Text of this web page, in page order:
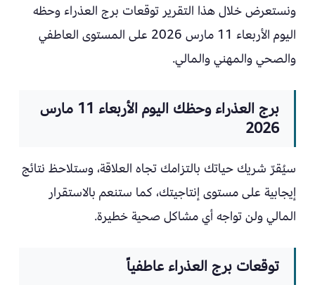
ونستعرض خلال هذا التقرير توقعات برج العذراء وحظه
اليوم الأربعاء 11 مارس 2026 على المستوى العاطفي
والصحي والمهني والمالي.
برج العذراء وحظك اليوم الأربعاء 11 مارس
2026
سيُقرّ شريك حياتك بالتزامك تجاه العلاقة، وستلاحظ نتائج
إيجابية على مستوى إنتاجيتك، كما ستنعم بالاستقرار
المالي ولن تواجه أي مشاكل صحية خطيرة.
توقعات برج العذراء عاطفياً